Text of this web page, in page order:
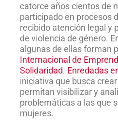
catorce años cientos de
participado en procesos
recibido atención legal y
de violencia de género.
algunas de ellas forman
Internacional de
Solidaridad. Enredadas
iniciativa que busca
permitan visibilizar y
problemáticas a las que
mujeres.